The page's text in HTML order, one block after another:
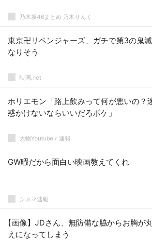
乃木坂46まとめ 乃木りんく
東京卍リベンジャーズ、ガチで第3の鬼
なりそう
映画.net
ホリエモン「路上飲みって何が悪いの？
惑かけないならいいだろボケ」
大物Youtubeｒ速報
GW暇だから面白い映画教えてくれ
シネマ速報
【画像】JDさん、無防備な脇からお胸が
えになってしまう